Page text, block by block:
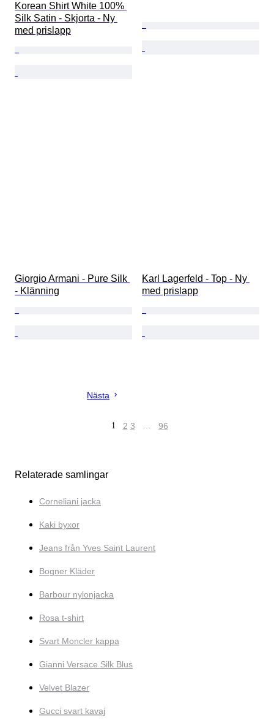
Korean Shirt White 100%
Silk Satin - Skjorta - Ny
med prislapp
Giorgio Armani - Pure Silk
- Klänning
Karl Lagerfeld - Top - Ny
med prislapp
Nästa
1 2 3 … 96
Relaterade samlingar
Corneliani jacka
Kaki byxor
Jeans från Yves Saint Laurent
Bogner Kläder
Barbour nylonjacka
Rosa t-shirt
Svart Moncler kappa
Gianni Versace Silk Blus
Velvet Blazer
Gucci svart kavaj